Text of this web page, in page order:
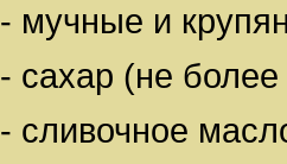
- мучные и
- сахар (не
- сливочное